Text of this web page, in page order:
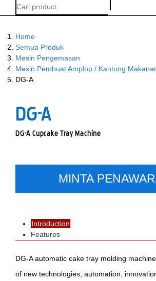
Home
Semua Produk
Mesin Pengemasan
Mesin Pembuat Amplop / Kantong
DG-A
DG-A
DG-A Cupcake Tray Machine
MINTA
Introduction
Features
DG-A automatic cake tray molding
of new technologies, automation,